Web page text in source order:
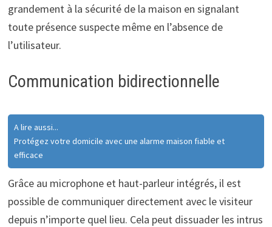
grandement à la sécurité de la maison en signalant
toute présence suspecte même en l’absence de
l’utilisateur.
Communication bidirectionnelle
A lire aussi...
Protégez votre domicile avec une alarme maison fiable et
efficace
Grâce au microphone et haut-parleur intégrés, il est
possible de communiquer directement avec le visiteur
depuis n’importe quel lieu. Cela peut dissuader les intrus